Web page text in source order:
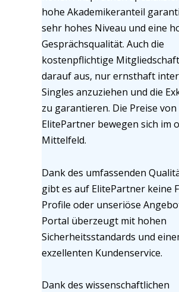
hohe Akademikeranteil
sehr hohes Niveau und eine
Gesprächsqualität. Auch die
kostenpflichtige
darauf aus, nur ernsthaft
Singles anzuziehen und die
zu garantieren. Die Preise von
ElitePartner bewegen sich im
Mittelfeld.
Dank des umfassenden
gibt es auf ElitePartner keine
Profile oder unseriöse
Portal überzeugt mit hohen
Sicherheitsstandards und
exzellenten Kundenservice.
Dank des wissenschaftlichen